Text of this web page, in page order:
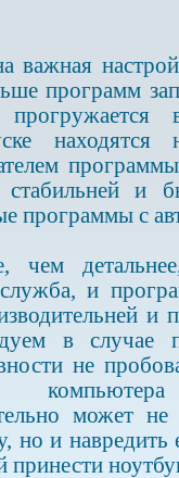
важная
программ
прогружается
стабильней и
программы с
чем
и
в случае
не
может
но и
принести